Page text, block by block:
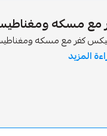
ومغناطيس أيفون
المزيد